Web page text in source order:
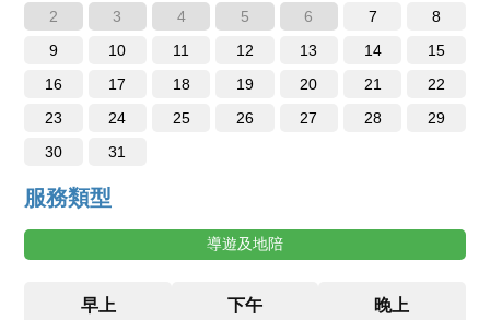
2
3 4 5 6 7
8
9
10 11 12 13 14
15
16
17 18 19 20 21
22
23
24 25 26 27 28
29
30
31
服務類型
導遊及地陪